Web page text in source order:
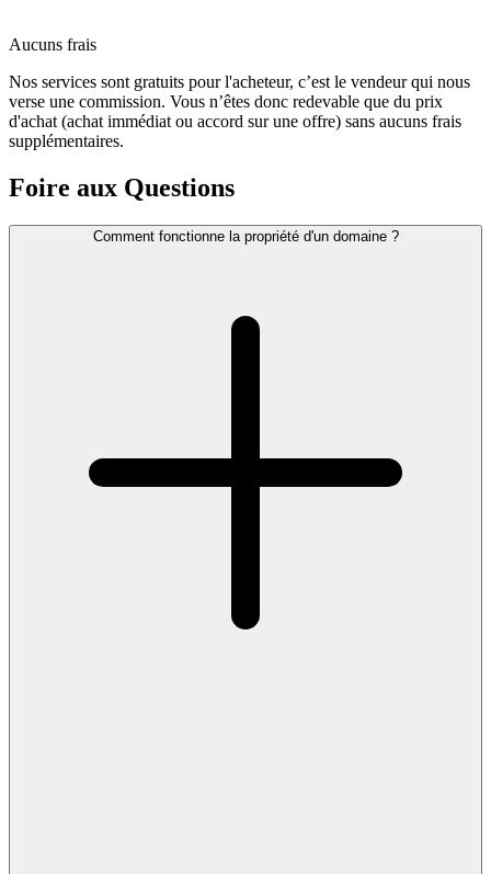
Aucuns frais
Nos services sont gratuits pour l'acheteur, c’est le vendeur qui nous
verse une commission. Vous n’êtes donc redevable que du prix
d'achat (achat immédiat ou accord sur une offre) sans aucuns frais
supplémentaires.
Foire aux Questions
Comment fonctionne la propriété d'un domaine ?